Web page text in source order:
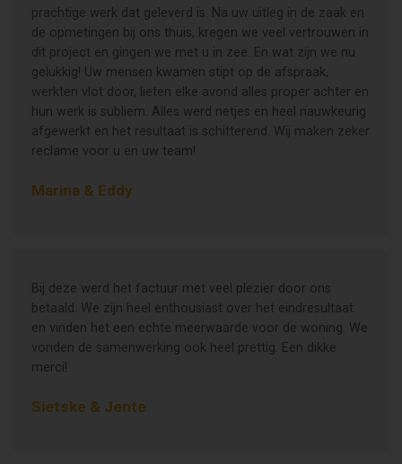
prachtige werk dat geleverd is. Na uw uitleg in de zaak en
de opmetingen bij ons thuis, kregen we veel vertrouwen in
dit project en gingen we met u in zee. En wat zijn we nu
gelukkig! Uw mensen kwamen stipt op de afspraak,
werkten vlot door, lieten elke avond alles proper achter en
hun werk is subliem. Alles werd netjes en heel nauwkeurig
afgewerkt en het resultaat is schitterend. Wij maken zeker
reclame voor u en uw team!
Marina & Eddy
Bij deze werd het factuur met veel plezier door ons
betaald. We zijn heel enthousiast over het eindresultaat
en vinden het een echte meerwaarde voor de woning. We
vonden de samenwerking ook heel prettig. Een dikke
merci!
Sietske & Jente